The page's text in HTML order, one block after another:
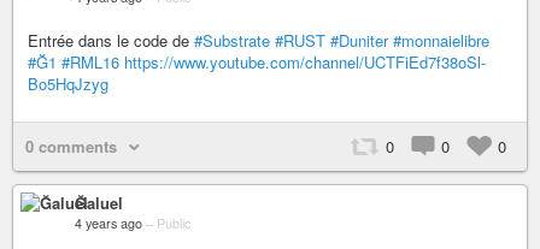
Entrée dans le code de #Substrate #RUST #Duniter #monnaielibre
#Ğ1 #RML16 https://www.youtube.com/channel/UCTFiEd7f38oSl-
Bo5HqJzyg
0 comments 0 0 0
Ğaluel
4 years ago – Public